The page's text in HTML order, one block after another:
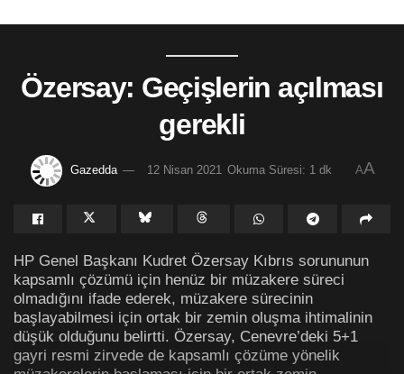
Özersay: Geçişlerin açılması
gerekli
Gazedda 12 Nisan 2021 Okuma Süresi: 1 dk AA
HP Genel Başkanı Kudret Özersay Kıbrıs sorununun
kapsamlı çözümü için henüz bir müzakere süreci
olmadığını ifade ederek, müzakere sürecinin
başlayabilmesi için ortak bir zemin oluşma ihtimalinin
düşük olduğunu belirtti. Özersay, Cenevre’deki 5+1
gayri resmi zirvede de kapsamlı çözüme yönelik